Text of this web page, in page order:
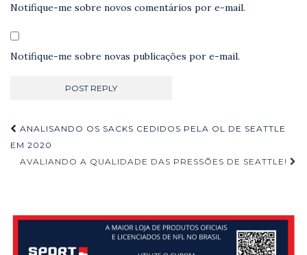
Notifique-me sobre novos comentários por e-mail.
Notifique-me sobre novas publicações por e-mail.
Navegação
de
Post
ANALISANDO OS SACKS CEDIDOS PELA OL DE SEATTLE
EM 2020
AVALIANDO A QUALIDADE DAS PRESSÕES DE SEATTLE!